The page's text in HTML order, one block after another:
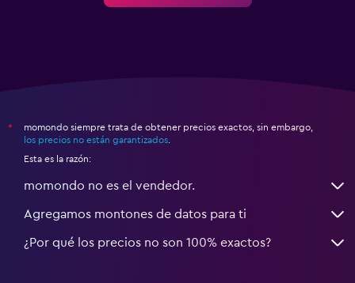
*
momondo siempre trata de obtener precios exactos, sin embargo,
los precios no están garantizados.
Esta es la razón:
momondo no es el vendedor.
Agregamos montones de datos para ti
¿Por qué los precios no son 100% exactos?